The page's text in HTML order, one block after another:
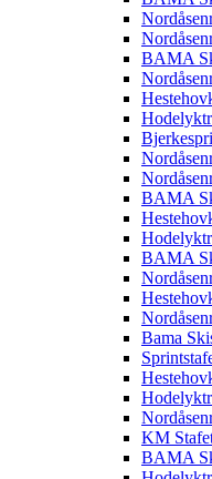
BAMA
BAMA
BAMA
Bama
KM
BAMA